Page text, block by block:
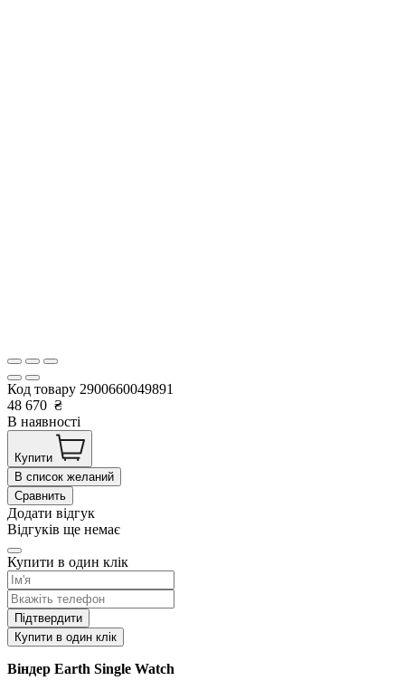
Код товару 2900660049891
48 670 ₴
В наявності
Купити
В список желаний
Сравнить
Додати відгук
Відгуків ще немає
Купити в один клік
Підтвердити
Купити в один клік
Віндер Earth Single Watch